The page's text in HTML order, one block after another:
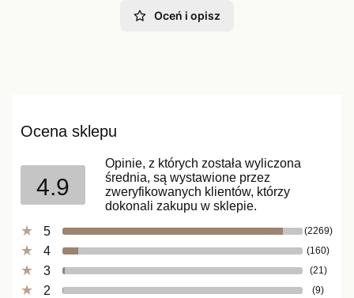
Oceń i opisz
Ocena sklepu
4.9
Opinie, z których została wyliczona
średnia, są wystawione przez
zweryfikowanych klientów, którzy
dokonali zakupu w sklepie.
5
(2269)
4 (160)
3 (21)
2 (9)